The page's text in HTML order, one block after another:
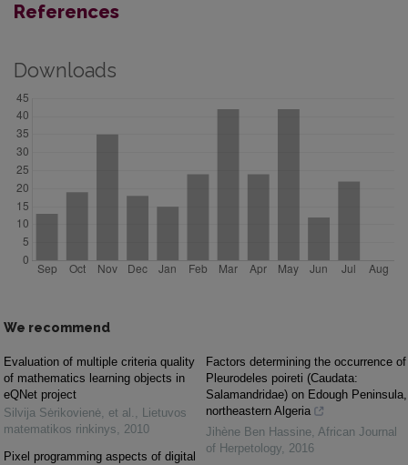
References
Downloads
We recommend
Evaluation of multiple criteria quality
of mathematics learning objects in
eQNet project
Silvija Sėrikovienė, et al. , Lietuvos
matematikos rinkinys, 2010
Pixel programming aspects of digital
Factors determining the occurrence of
Pleurodeles poireti (Caudata:
Salamandridae) on Edough Peninsula,
northeastern Algeria
Jihène Ben Hassine, African Journal
of Herpetology, 2016